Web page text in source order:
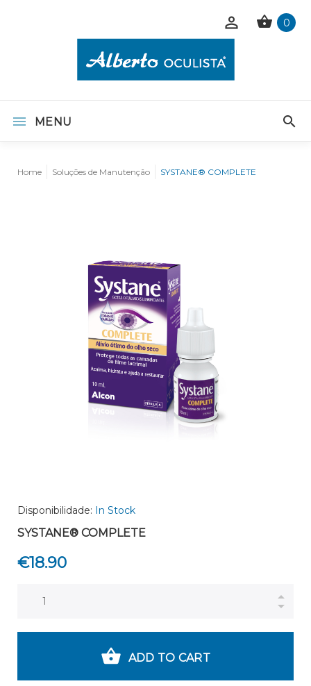
0
MENU
Home Soluções de Manutenção SYSTANE® COMPLETE
Disponibilidade: In Stock
SYSTANE® COMPLETE
€18.90
ADD TO CART